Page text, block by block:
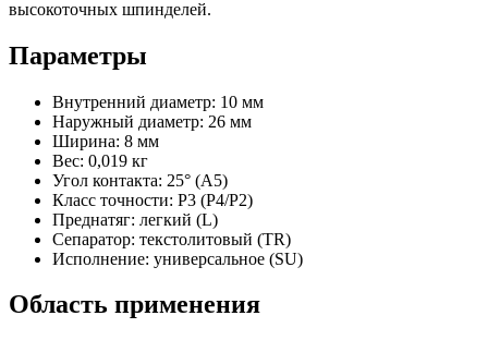
высокоточных шпинделей.
Параметры
Внутренний диаметр: 10 мм
Наружный диаметр: 26 мм
Ширина: 8 мм
Вес: 0,019 кг
Угол контакта: 25° (A5)
Класс точности: P3 (P4/P2)
Преднатяг: легкий (L)
Сепаратор: текстолитовый (TR)
Исполнение: универсальное (SU)
Область применения